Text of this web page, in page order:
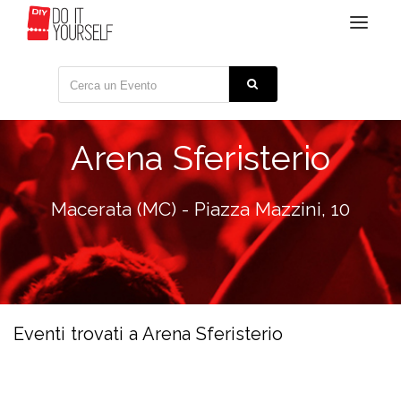
Toggle
Arena Sferisterio
Macerata (MC) - Piazza Mazzini, 10
Eventi trovati a Arena Sferisterio